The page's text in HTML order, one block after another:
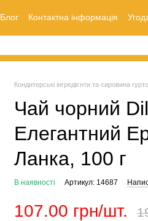
Блог Контактна інформація
Кондитерські інгредієнти та сировина
Чай чорний
Елегантний
Ланка, 100 г
В наявності Артикул: 14687
107.00 грн/шт.